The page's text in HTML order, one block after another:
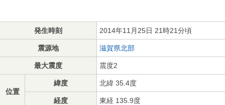
発生時刻 2014年11月25日 21時21分頃
震源地 滋賀県北部
最大震度 震度2
位置
緯度 北緯 35.4度
経度 東経 135.9度